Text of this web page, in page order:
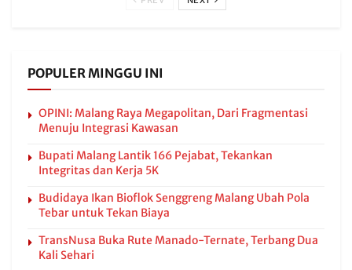
POPULER MINGGU INI
OPINI: Malang Raya Megapolitan, Dari Fragmentasi
Menuju Integrasi Kawasan
Bupati Malang Lantik 166 Pejabat, Tekankan
Integritas dan Kerja 5K
Budidaya Ikan Bioflok Senggreng Malang Ubah Pola
Tebar untuk Tekan Biaya
TransNusa Buka Rute Manado-Ternate, Terbang Dua
Kali Sehari